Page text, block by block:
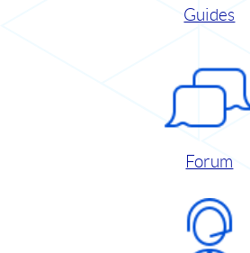
Guides
Forum